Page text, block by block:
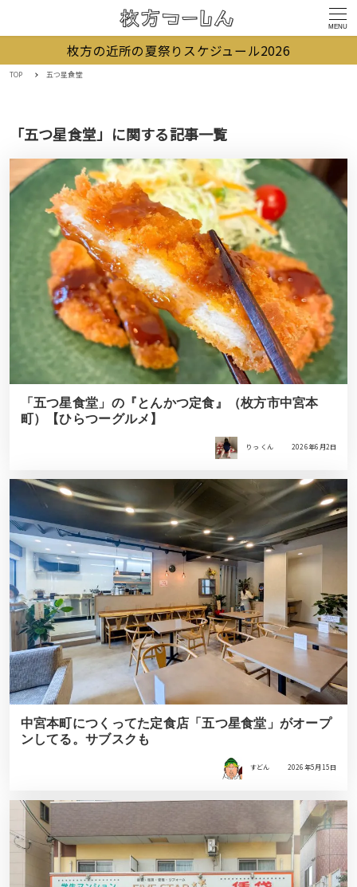
MENU
枚方の近所の夏祭りスケジュール2026
TOP 五つ星食堂
「五つ星食堂」に関する記事一覧
「五つ星食堂」の『とんかつ定食』（枚方市中宮本
町）【ひらつーグルメ】
りっ くん 2026年6月2日
中宮本町につくってた定食店「五つ星食堂」がオープ
ンしてる。サブスクも
すどん 2026年5月15日